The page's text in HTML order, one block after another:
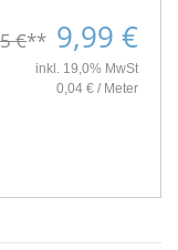
€** 9,99 €
inkl. 19,0% MwSt
0,04 € / Meter